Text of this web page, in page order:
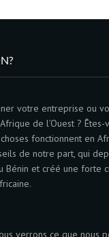
votre entreprise ou
de l’Ouest ? Êtes-
fonctionnent en
de notre part, qui
Bénin et créé une forte
verrons ce que nous